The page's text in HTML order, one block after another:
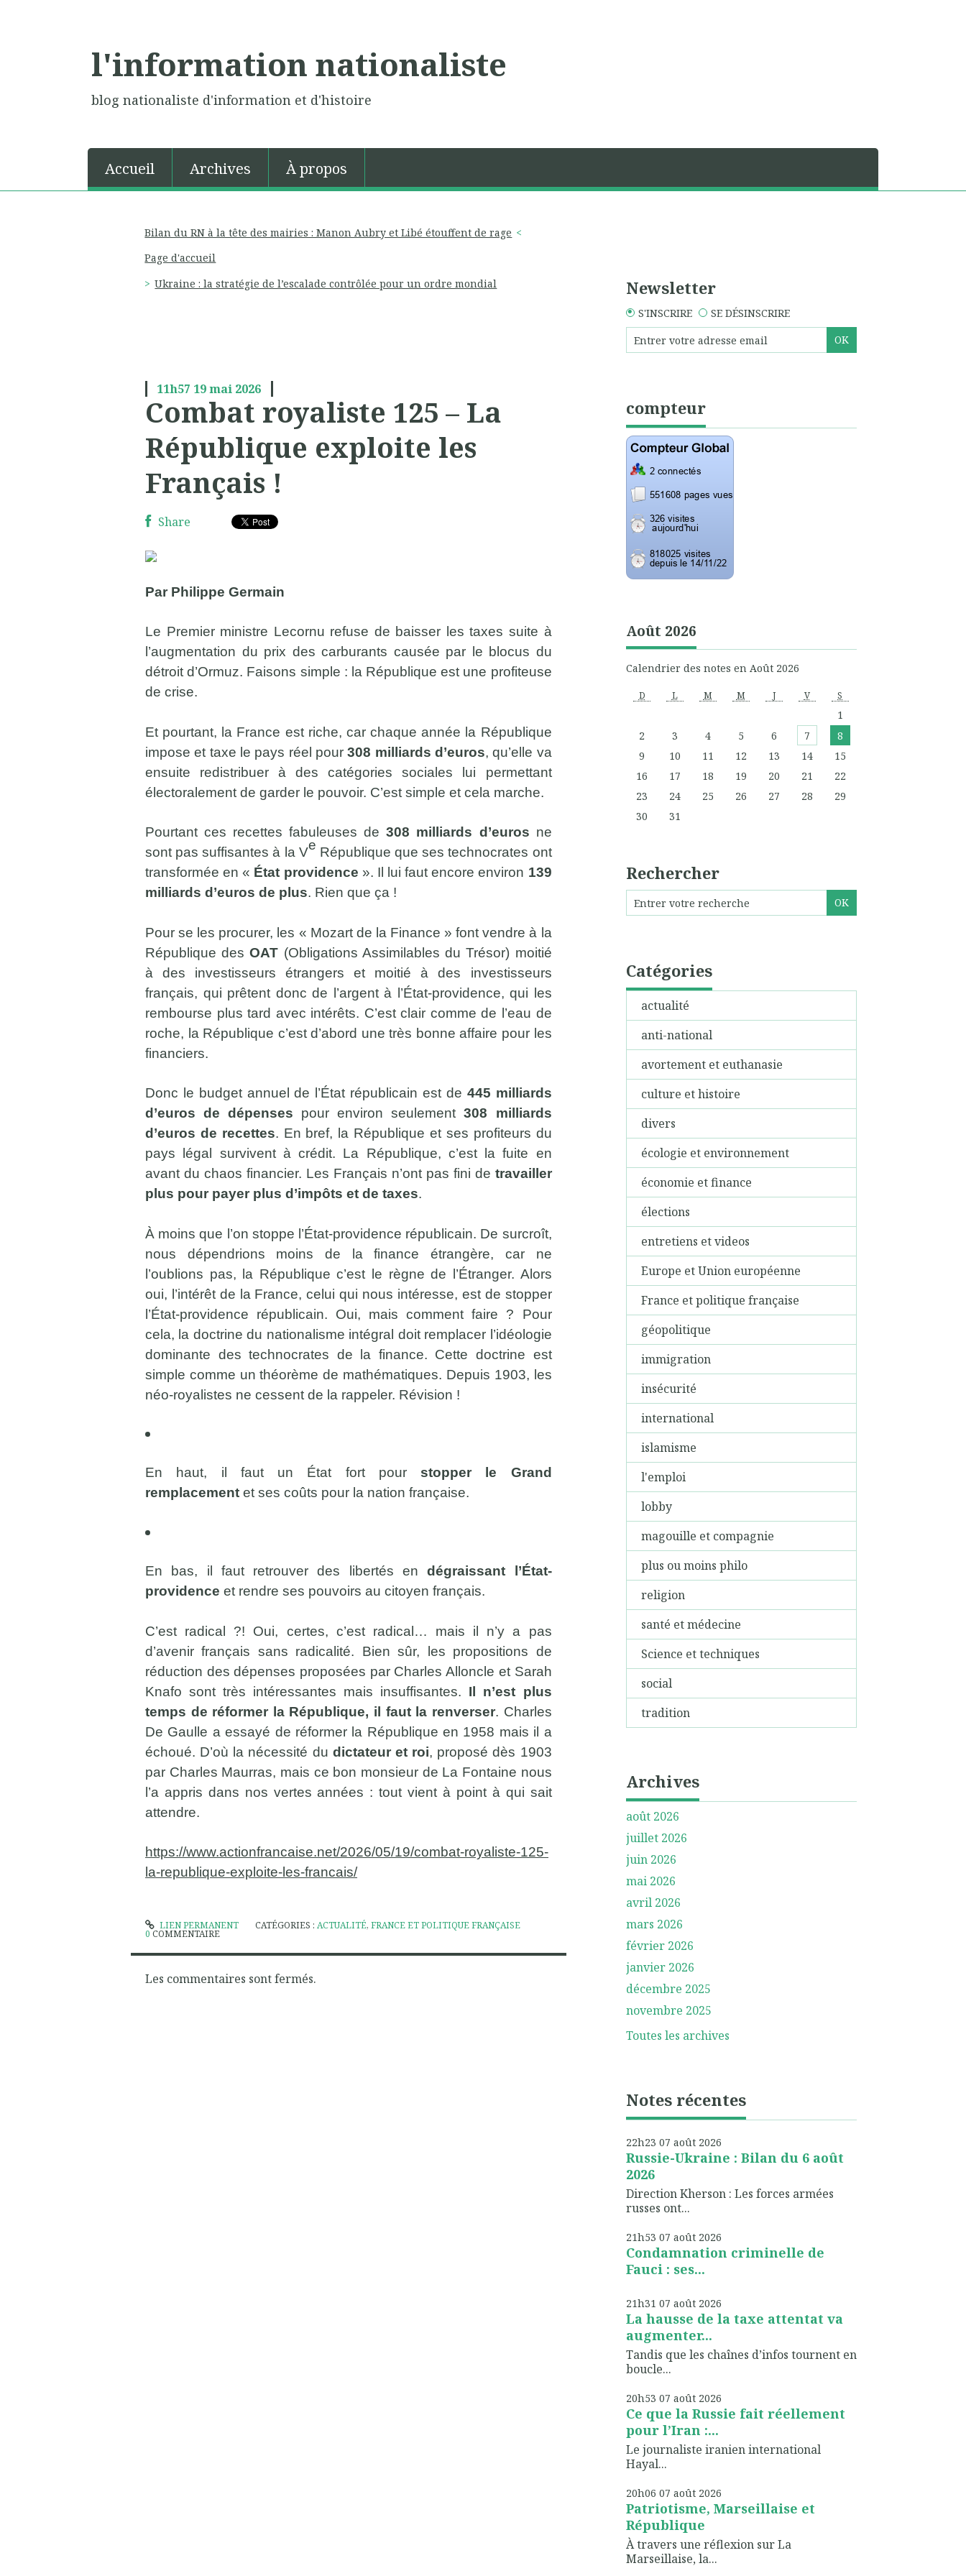
l'information nationaliste
blog nationaliste d'information et d'histoire
Accueil Archives À propos
Bilan du RN à la tête des mairies : Manon Aubry et Libé étouffent de rage
Page d'accueil
Ukraine : la stratégie de l’escalade contrôlée pour un ordre mondial
11h57 19mai 2026
Combat royaliste 125 – La
République exploite les
Français !
Share
Par Philippe Germain
Le Premier ministre Lecornu refuse de baisser les taxes suite à
l’augmentation du prix des carburants causée par le blocus du
détroit d’Ormuz. Faisons simple : la République est une profiteuse
de crise.
Et pourtant, la France est riche, car chaque année la République
impose et taxe le pays réel pour308 milliards d’euros, qu’elle va
ensuite redistribuer à des catégories sociales lui permettant
électoralement de garder le pouvoir. C’est simple et cela marche.
Pourtant ces recettes fabuleuses de308 milliards d’euros ne
sont pas suffisantes à la Ve République que ses technocrates ont
transformée en « État providence ». Il lui faut encore environ 139
milliards d’euros de plus. Rien que ça !
Pour se les procurer, les « Mozart de la Finance » font vendre à la
République desOAT (Obligations Assimilables du Trésor) moitié
à des investisseurs étrangers et moitié à des investisseurs
français, qui prêtent donc de l’argent à l’État-providence, qui les
rembourse plus tard avec intérêts. C’est clair comme de l’eau de
roche, la République c’est d’abord une très bonne affaire pour les
financiers.
Donc le budget annuel de l’État républicain est de 445 milliards
d’euros de dépenses pour environ seulement308 milliards
d’euros de recettes. En bref, la République et ses profiteurs du
pays légal survivent à crédit. La République, c’est la fuite en
avant du chaos financier. Les Français n’ont pas fini de travailler
plus pour payer plus d’impôts et de taxes.
À moins que l’on stoppe l’État-providence républicain. De surcroît,
nous dépendrions moins de la finance étrangère, car ne
l’oublions pas, la République c’est le règne de l’Étranger. Alors
oui, l’intérêt de la France, celui qui nous intéresse, est de stopper
l’État-providence républicain. Oui, mais comment faire ? Pour
cela, la doctrine du nationalisme intégral doit remplacer l’idéologie
dominante des technocrates de la finance. Cette doctrine est
simple comme un théorème de mathématiques. Depuis 1903, les
néo-royalistes ne cessent de la rappeler. Révision !
En haut, il faut un État fort pourstopper le Grand
remplacement et ses coûts pour la nation française.
En bas, il faut retrouver des libertés endégraissant l’État-
providence et rendre ses pouvoirs au citoyen français.
C’est radical ?! Oui, certes, c’est radical… mais il n’y a pas
d’avenir français sans radicalité. Bien sûr, les propositions de
réduction des dépenses proposées par Charles Alloncle et Sarah
Knafo sont très intéressantes mais insuffisantes. Il n’est plus
temps de réformer la République, il faut la renverser. Charles
De Gaulle a essayé de réformer la République en 1958 mais il a
échoué. D’où la nécessité du dictateur et roi, proposé dès 1903
par Charles Maurras, mais ce bon monsieur de La Fontaine nous
l’a appris dans nos vertes années : tout vient à point à qui sait
attendre.
https://www.actionfrancaise.net/2026/05/19/combat-royaliste-125-
la-republique-exploite-les-francais/
LIEN PERMANENT CATÉGORIES :ACTUALITÉ,FRANCE ET POLITIQUE FRANÇAISE
0 COMMENTAIRE
Les commentaires sont fermés.
Newsletter
S'INSCRIRE SE DÉSINSCRIRE
compteur
Août 2026
Calendrier des notes en Août 2026
D L M M J V S
1
2
3 4 5 6 7
8
9
10 11 12 13 14
15
16
17 18 19 20 21
22
23
24 25 26 27 28
29
30
31
Rechercher
Catégories
actualité
anti-national
avortement et euthanasie
culture et histoire
divers
écologie et environnement
économie et finance
élections
entretiens et videos
Europe et Union européenne
France et politique française
géopolitique
immigration
insécurité
international
islamisme
l'emploi
lobby
magouille et compagnie
plus ou moins philo
religion
santé et médecine
Science et techniques
social
tradition
Archives
août 2026
juillet 2026
juin 2026
mai 2026
avril 2026
mars 2026
février 2026
janvier 2026
décembre 2025
novembre 2025
Toutes les archives
Notes récentes
22h23 07 août 2026
Russie-Ukraine : Bilan du 6 août
2026
Direction Kherson : Les forces armées
russes ont...
21h53 07 août 2026
Condamnation criminelle de
Fauci : ses...
21h31 07 août 2026
La hausse de la taxe attentat va
augmenter...
Tandis que les chaînes d’infos tournent en
boucle...
20h53 07 août 2026
Ce que la Russie fait réellement
pour l’Iran :...
Le journaliste iranien international
Hayal...
20h06 07 août 2026
Patriotisme, Marseillaise et
République
À travers une réflexion sur La
Marseillaise, la...